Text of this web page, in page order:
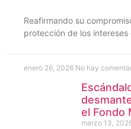
Reafirmando su
protección de los
enero 26, 2026 No hay
el Fondo
marzo 13,